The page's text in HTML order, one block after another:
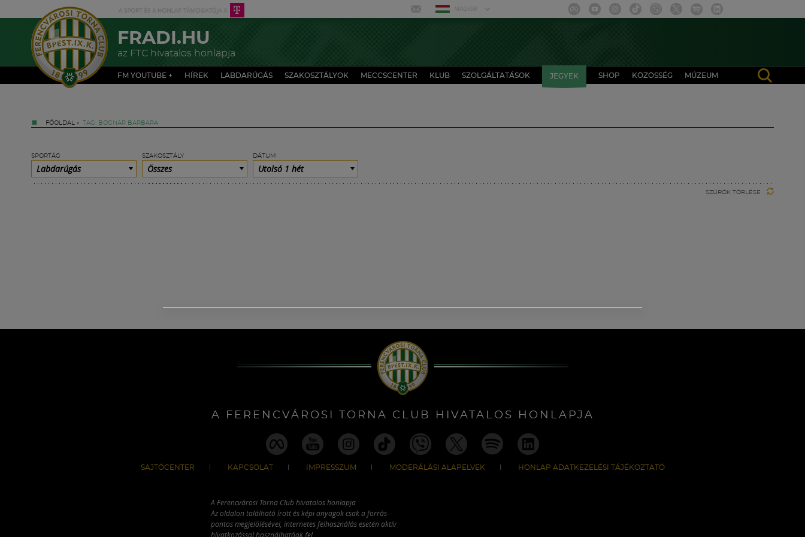
MAGYAR
FRADI.HU
az FTC hivatalos honlapja
FM YOUTUBE + HÍREK LABDARÚGÁS SZAKOSZTÁLYOK MECCSCENTER KLUB SZOLGÁLTATÁSOK JEGYEK SHOP KÖZÖSSÉG MÚZEUM
FŐOLDAL » TAG: BOGNÁR BARBARA
SPORTÁG
Labdarúgás
SZAKOSZTÁLY
Összes
DÁTUM
Utolsó 1 hét
SZŰRŐK TÖRLÉSE
A FERENCVÁROSI TORNA CLUB HIVATALOS HONLAPJA
SAJTÓCENTER KAPCSOLAT IMPRESSZUM MODERÁLÁSI ALAPELVEK HONLAP ADATKEZELÉSI TÁJÉKOZTATÓ
A Ferencvárosi Torna Club hivatalos honlapja
Az oldalon található írott és képi anyagok csak a forrás
pontos megjelölésével, internetes felhasználás esetén aktív
hivatkozással használhatóak fel.